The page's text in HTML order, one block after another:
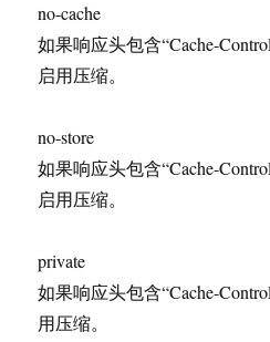
no-cache
如果响应头包含“Cache-
启用压缩。
no-store
如果响应头包含“Cache-
启用压缩。
private
如果响应头包含“Cache-
用压缩。